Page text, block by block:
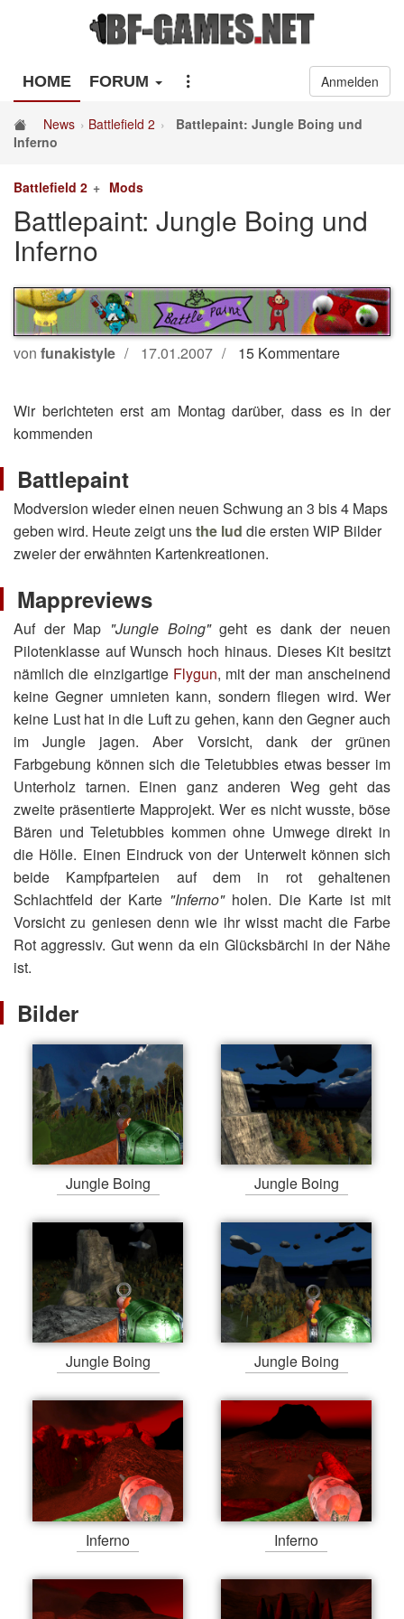
HOME FORUM Anmelden
News Battlefield 2
Battlepaint: Jungle Boing und
Inferno
Battlefield 2 Mods
Battlepaint: Jungle Boing und
Inferno
von funakistyle 17.01.2007 15 Kommentare
Wir berichteten erst am Montag darüber, dass es in der
kommenden
Battlepaint
Modversion wieder einen neuen Schwung an 3 bis 4 Maps
geben wird. Heute zeigt unsthe lud die ersten WIP Bilder
zweier der erwähnten Kartenkreationen.
Mappreviews
Auf der Map "Jungle Boing"geht es dank der neuen
Pilotenklasse auf Wunsch hoch hinaus. Dieses Kit besitzt
nämlich die einzigartige Flygun, mit der man anscheinend
keine Gegner umnieten kann, sondern fliegen wird. Wer
keine Lust hat in die Luft zu gehen, kann den Gegner auch
im Jungle jagen. Aber Vorsicht, dank der grünen
Farbgebung können sich die Teletubbies etwas besser im
Unterholz tarnen. Einen ganz anderen Weg geht das
zweite präsentierte Mapprojekt. Wer es nicht wusste, böse
Bären und Teletubbies kommen ohne Umwege direkt in
die Hölle. Einen Eindruck von der Unterwelt können sich
beide Kampfparteien auf dem in rot gehaltenen
Schlachtfeld der Karte "Inferno"holen. Die Karte ist mit
Vorsicht zu geniesen denn wie ihr wisst macht die Farbe
Rot aggressiv. Gut wenn da ein Glücksbärchi in der Nähe
ist.
Bilder
Jungle Boing Jungle Boing
Jungle Boing Jungle Boing
Inferno Inferno